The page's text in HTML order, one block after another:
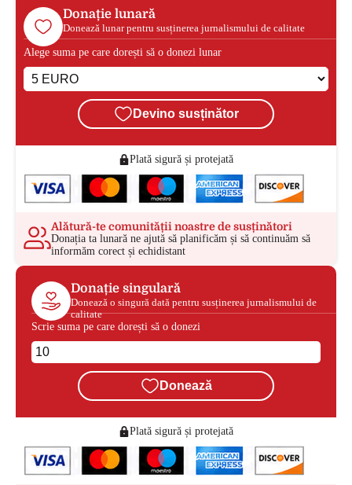
Donație lunară
Donează lunar pentru susținerea jurnalismului de calitate
Alege suma pe care dorești să o donezi lunar
Devino susținător
Plată sigură și protejată
Alătură-te comunității noastre de susținători
Donația ta lunară ne ajută să planificăm și să continuăm să
informăm corect și echidistant
Donație singulară
Donează o singură dată pentru susținerea jurnalismului de
calitate
Scrie suma pe care dorești să o donezi
Donează
Plată sigură și protejată